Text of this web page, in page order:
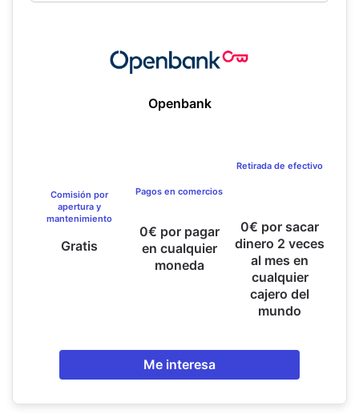
Openbank
Comisión por
apertura y
mantenimiento
Gratis
Pagos en comercios
0€ por pagar
en cualquier
moneda
Retirada de efectivo
0€ por sacar
dinero 2 veces
al mes en
cualquier
cajero del
mundo
Me interesa